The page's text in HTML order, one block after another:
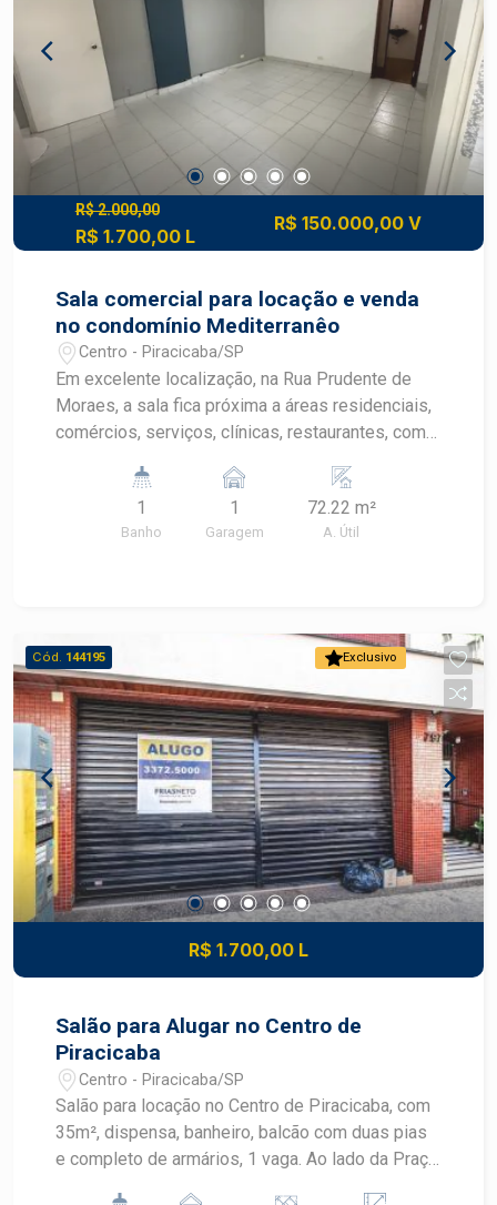
R$ 2.000,00
R$ 1.700,00 L
R$ 150.000,00 V
Sala comercial para locação e venda
no condomínio Mediterranêo
Centro - Piracicaba/SP
Em excelente localização, na Rua Prudente de
Moraes, a sala fica próxima a áreas residenciais,
comércios, serviços, clínicas, restaurantes, com
também às principais vias e próximo da ACIPI, o
imóvel está equipado para o segmento
odontológico porém estuda alugar sem
procura um imóvel para atendimento
odontológico com estrutura pronta. Agende a sua
visita.
1
Banho
1
Garagem
72.22 m²
A. Útil
Exclusivo
Cód. 144195
R$ 1.700,00 L
Salão para Alugar no Centro de
Piracicaba
Centro - Piracicaba/SP
Salão para locação no Centro de Piracicaba, com
35m², dispensa, banheiro, balcão com duas pias
e completo de armários, 1 vaga. Ao lado da Praça